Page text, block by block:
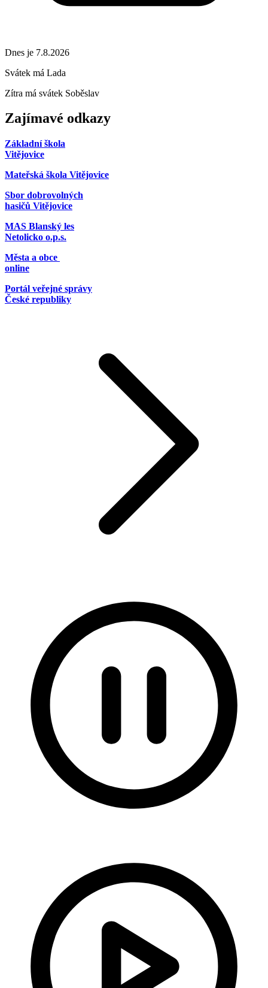
Dnes je 7.8.2026
Svátek má Lada
Zítra má svátek Soběslav
Zajímavé odkazy
Základní škola
Vitějovice
Mateřská škola Vitějovice
Sbor dobrovolných
hasičů Vitějovice
MAS Blanský les
Netolicko o.p.s.
Města a obce
online
Portál veřejné správy
České republiky